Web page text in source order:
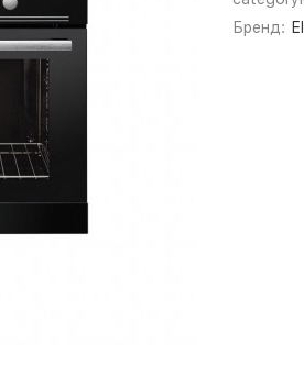
Бренд: